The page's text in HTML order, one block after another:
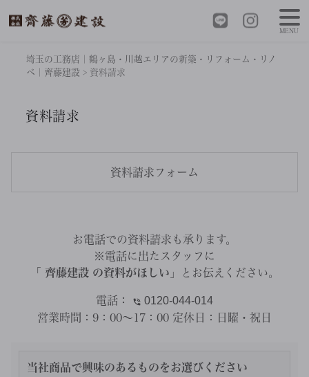
埼玉の工務店｜鶴ヶ島・川越エリアの新築・リフォーム・リノ
ベ｜齊藤建設 > 資料請求
資料請求
資料請求フォーム
お電話での資料請求も承ります。
※電話に出たスタッフに
「 齊藤建設 の資料がほしい」
とお伝えください。
電話： 0120-044-014
営業時間： 9：00～17：00 定休日： 日曜・祝日
当社商品で興味のあるものをお選びください
MENU